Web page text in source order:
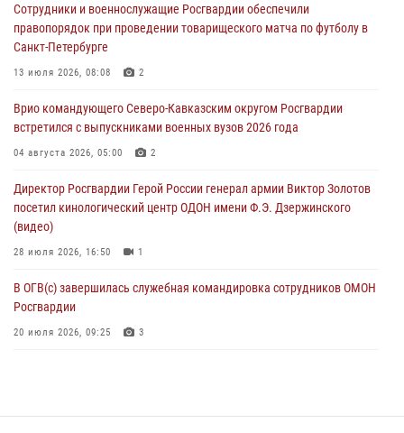
08 августа 2026, 07:00
Военнослужащие Софринской бригады Росгвардии встретились с
участником патриотического проекта «Дорогой Ломоносова —
08 августа 2026, 07:00 2
ОМОН «Ойрат» Управления Росгвардии по Республике Калмыкия
08 августа 2026, 07:00
Сотрудники и военнослужащие Росгвардии обеспечили
правопорядок при проведении товарищеского матча по футболу в
Санкт-Петербурге
13 июля 2026, 08:08 2
Врио командующего Северо-Кавказским округом Росгвардии
встретился с выпускниками военных вузов 2026 года
04 августа 2026, 05:00 2
Директор Росгвардии Герой России генерал армии Виктор Золотов
посетил кинологический центр ОДОН имени Ф.Э. Дзержинского
(видео)
28 июля 2026, 16:50 1
В ОГВ(с) завершилась служебная командировка сотрудников ОМОН
Росгвардии
20 июля 2026, 09:25 3